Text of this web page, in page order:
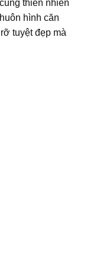
thiên nhiên
hình căn
tuyệt đẹp mà